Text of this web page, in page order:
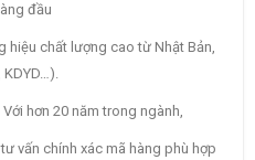
đầu
hiệu chất lượng cao từ Nhật Bản,
KDYD…).
Với hơn 20 năm trong ngành,
vấn chính xác mã hàng phù hợp